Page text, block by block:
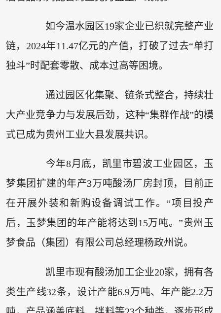
如今温水园区19家企业已织就完整产业
链，2024年11.47亿元的产值，打破了过去“单打
独斗”时配套零散、成本过高等困境。
通过园区化集聚、链条式整合，持续壮
大产业竞争力与发展后劲，这种“集群作战”的模
式已成为贵州工业大县发展共识。
今年8月底，凯里市碧波工业园区，玉
梦集团扩建的年产3万吨酸汤厂房封顶，目前正
在开展外装和新购设备调试工作。“项目投产
后，玉梦集团的年产能将达到15万吨。”贵州玉
梦食品（集团）有限公司总经理杨政州说。
凯里市现有酸汤加工企业20家，拥有各
类生产线32条，设计产能6.9万吨、年产能2.2万